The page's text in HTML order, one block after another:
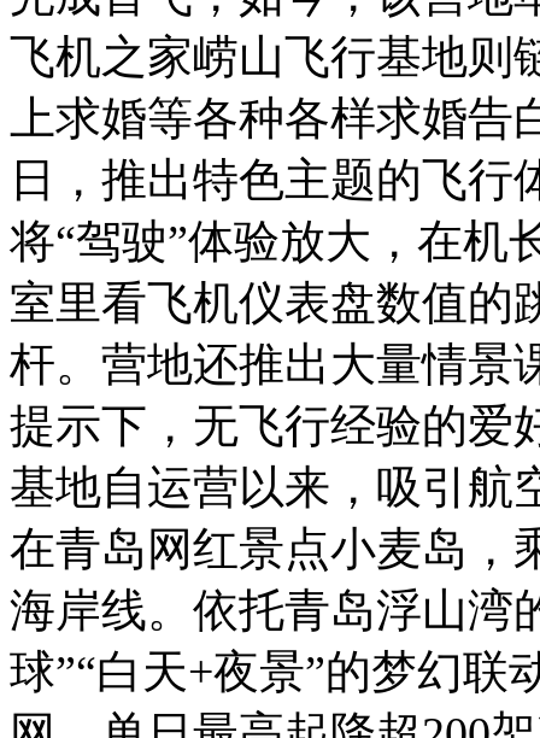
飞机之家崂山飞行基地则
上求婚等各种各样求婚
日，推出特色主题的飞
将“驾驶”体验放大，在机
室里看飞机仪表盘数值的
杆。营地还推出大量情景
提示下，无飞行经验的爱
基地自运营以来，吸引航
在青岛网红景点小麦岛，
海岸线。依托青岛浮山湾
球”“白天+夜景”的梦幻联